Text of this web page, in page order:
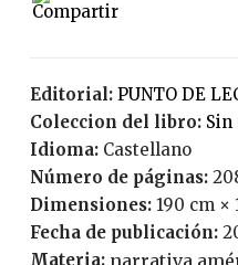
Editorial:
PUNTO DE
Coleccion del libro:
Idioma:
Castellano
Número de páginas:
Dimensiones: 190 cm ×
Fecha de publicación:
Materia: narrativa